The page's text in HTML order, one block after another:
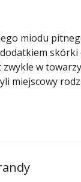
miodu
w
miejscowy